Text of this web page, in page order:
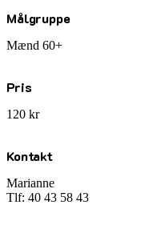
Målgruppe
Mænd 60+
Pris
120 kr
Kontakt
Marianne
Tlf: 40 43 58 43